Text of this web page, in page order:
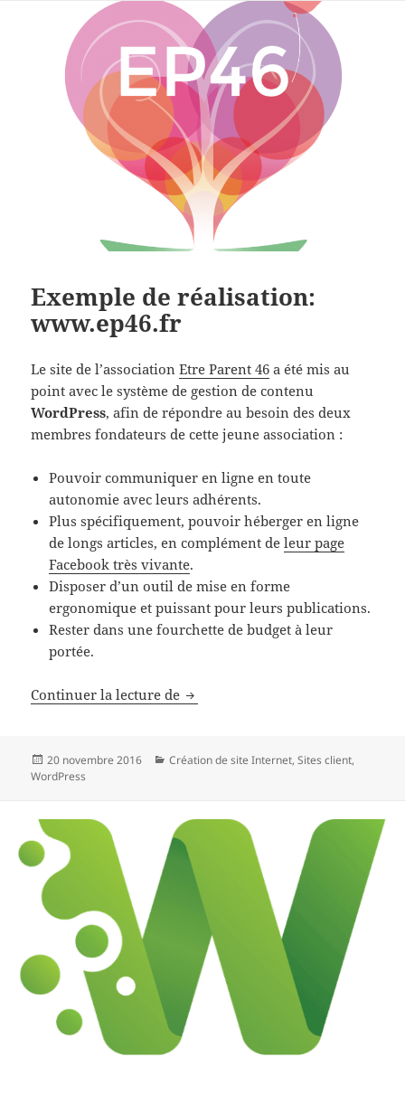
Exemple de réalisation:
www.ep46.fr
Le site de l’associationEtre Parent 46 a été mis au
point avec le système de gestion de contenu
WordPress, afin de répondre au besoin des deux
membres fondateurs de cette jeune association :
Pouvoir communiquer en ligne en toute
autonomie avec leurs adhérents.
Plus spécifiquement, pouvoir héberger en ligne
de longs articles, en complément deleur page
Facebook très vivante.
Disposer d’un outil de mise en forme
ergonomique et puissant pour leurs publications.
Rester dans une fourchette de budget à leur
portée.
Continuer la lecture de Exemple de réalisation:
Publié
le
20 novembre 2016 Catégories
Création de site Internet,Sites client,
WordPress